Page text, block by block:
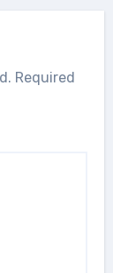
Required